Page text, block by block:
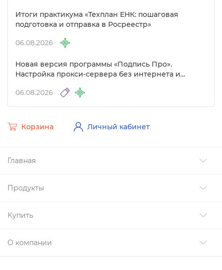
Итоги практикума «Техплан ЕНК: пошаговая
подготовка и отправка в Росреестр»
06.08.2026
Новая версия программы «Подпись Про».
Настройка прокси-сервера без интернета и
06.08.2026
Главная
Продукты
Купить
О компании
Корзина Личный кабинет